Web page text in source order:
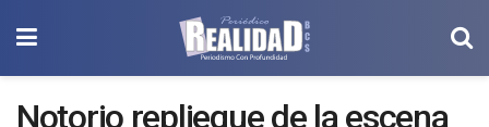
Notorio repliegue de la escena